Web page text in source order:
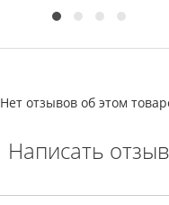
Нет отзывов об этом
Написать отзыв